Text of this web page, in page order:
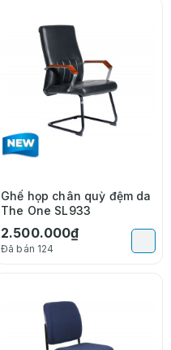
Ghế họp chân quỳ đệm da
The One SL933
2.500.000₫
Đã bán 124